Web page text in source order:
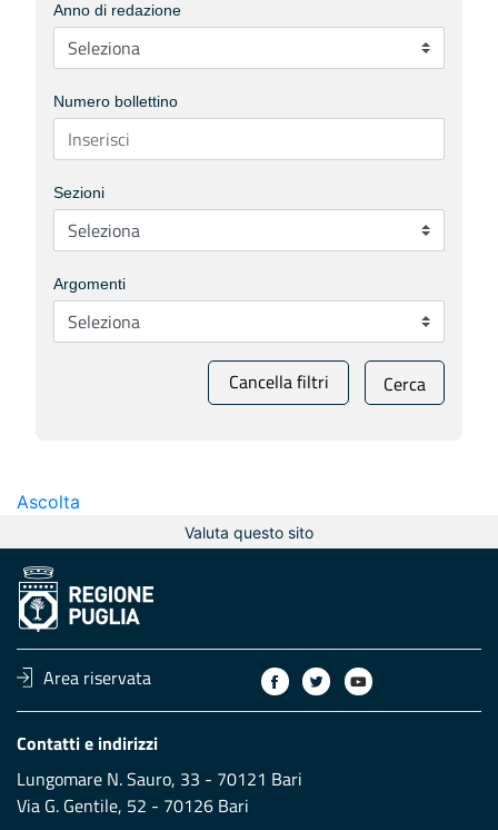
Anno di redazione
Numero bollettino
Sezioni
Argomenti
Cancella filtri Cerca
Ascolta
Valuta questo sito
Area riservata
Contatti e indirizzi
Lungomare N. Sauro, 33 - 70121 Bari
Via G. Gentile, 52 - 70126 Bari